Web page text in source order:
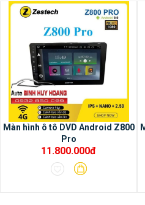
Màn hình ô tô DVD Android Z800
Pro
11.800.000đ